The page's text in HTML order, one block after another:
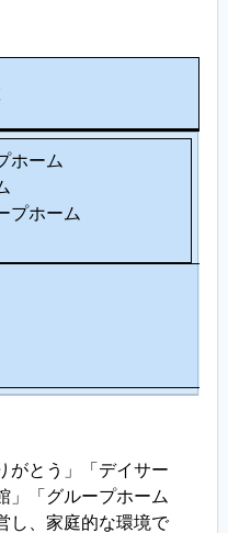
ホーム
プホーム
がとう」「デイサー
」「グループホーム
し、家庭的な環境で